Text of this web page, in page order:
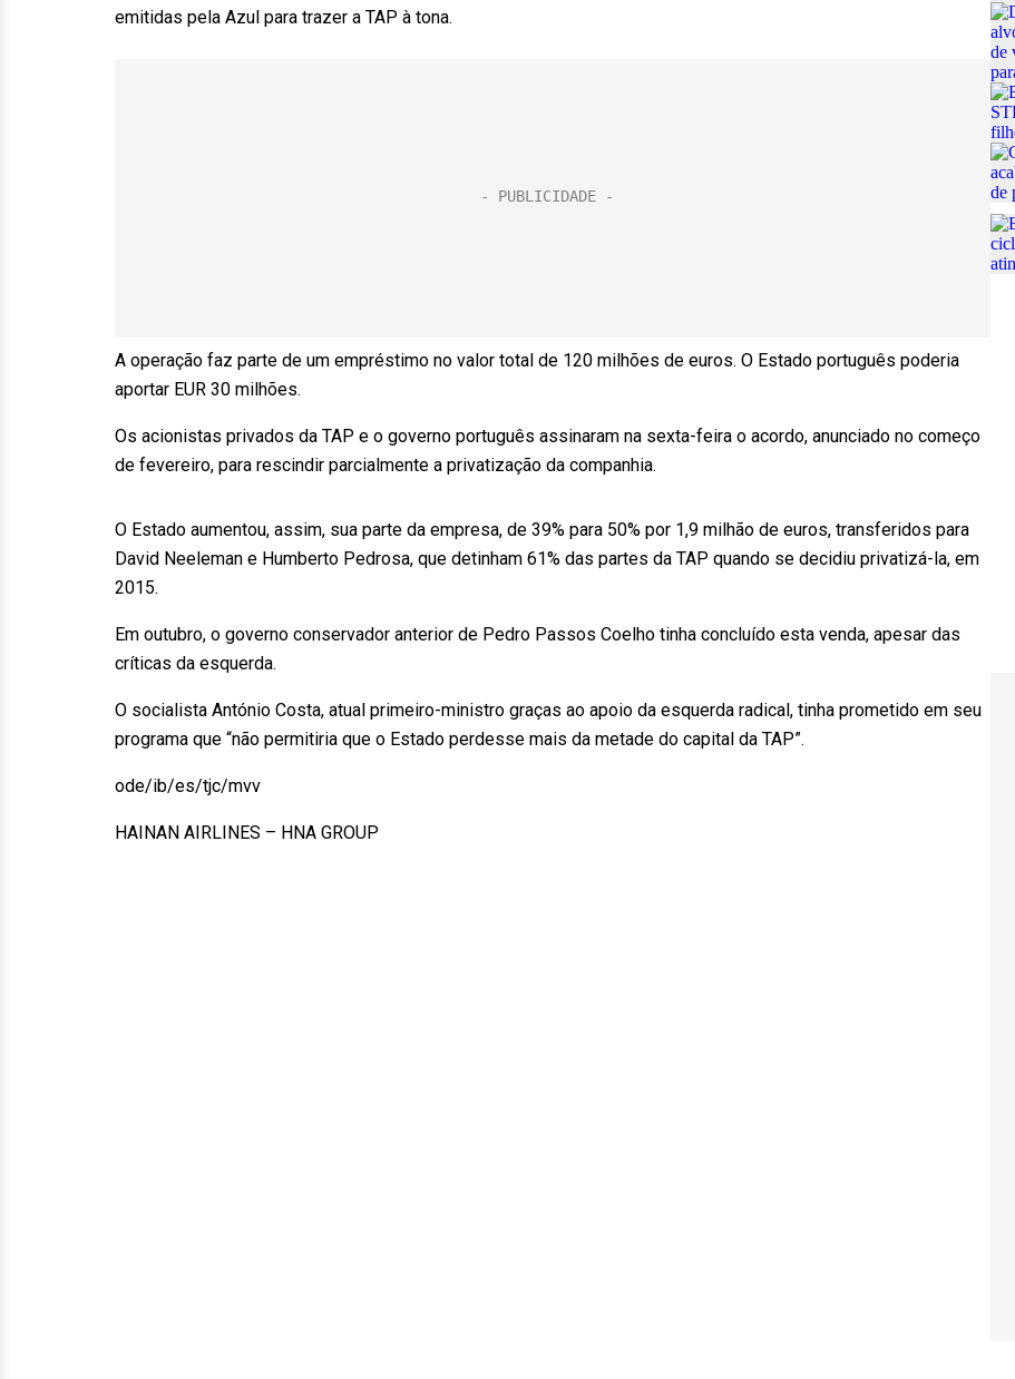
emitidas pela Azul para trazer a TAP à tona.
A operação faz parte de um empréstimo no valor total de 120 milhões de euros. O Estado português poderia
aportar EUR 30 milhões.
Os acionistas privados da TAP e o governo português assinaram na sexta-feira o acordo, anunciado no começo
de fevereiro, para rescindir parcialmente a privatização da companhia.
O Estado aumentou, assim, sua parte da empresa, de 39% para 50% por 1,9 milhão de euros, transferidos para
David Neeleman e Humberto Pedrosa, que detinham 61% das partes da TAP quando se decidiu privatizá-la, em
2015.
Em outubro, o governo conservador anterior de Pedro Passos Coelho tinha concluído esta venda, apesar das
críticas da esquerda.
O socialista António Costa, atual primeiro-ministro graças ao apoio da esquerda radical, tinha prometido em seu
programa que “não permitiria que o Estado perdesse mais da metade do capital da TAP”.
ode/ib/es/tjc/mvv
HAINAN AIRLINES – HNA GROUP